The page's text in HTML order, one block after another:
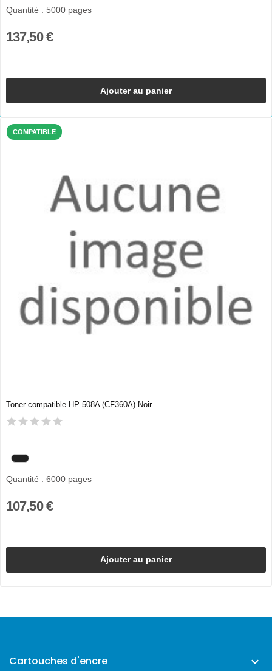
Quantité : 5000 pages
137,50 €
Ajouter au panier
COMPATIBLE
Toner compatible HP 508A (CF360A) Noir
Quantité : 6000 pages
107,50 €
Ajouter au panier
Cartouches d'encre 